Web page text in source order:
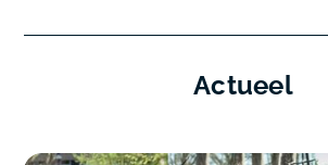
Actueel